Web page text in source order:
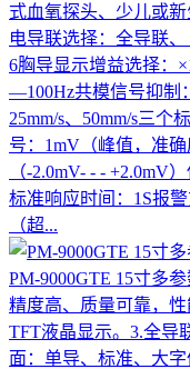
式血氧探头、少儿或
电导联选择：全导联
6胸导显示增益选择：
—100Hz共模信号抑制
25mm/s、50mm/s三个
号：1mV（峰值，准
（-2.0mV- - - +2.0mV
标准响应时间：1S报
（超...
PM-9000GTE 15寸多
精度高、质量可靠，
TFT液晶显示。3.全导
面：单导、标准、大